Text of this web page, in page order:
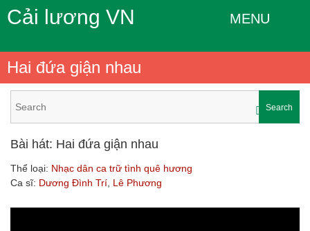
Cải lương VN MENU
Hai đứa giận nhau
Search
Bài hát: Hai đứa giận nhau
Thể loại: Nhạc dân ca trữ tình quê hương
Ca sĩ: Dương Đình Trí Lê Phương